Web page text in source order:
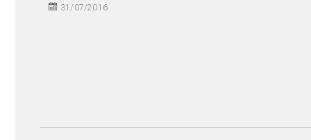
31/07/2016